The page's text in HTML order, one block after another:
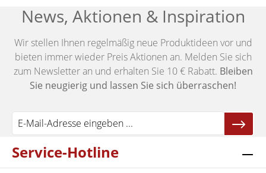
News, Aktionen & Inspiration
Wir stellen Ihnen regelmäßig neue Produktideen vor und
bieten immer wieder Preis Aktionen an. Melden Sie sich
zum Newsletter an und erhalten Sie 10 € Rabatt. Bleiben
Sie neugierig und lassen Sie sich überraschen!
Service-Hotline